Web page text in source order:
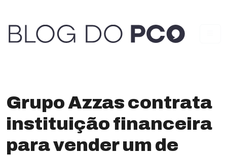
Grupo Azzas contrata
instituição financeira
para vender um de